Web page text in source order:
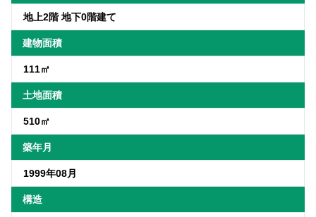
地上2階 地下0階建て
建物面積
111㎡
土地面積
510㎡
築年月
1999年08月
構造